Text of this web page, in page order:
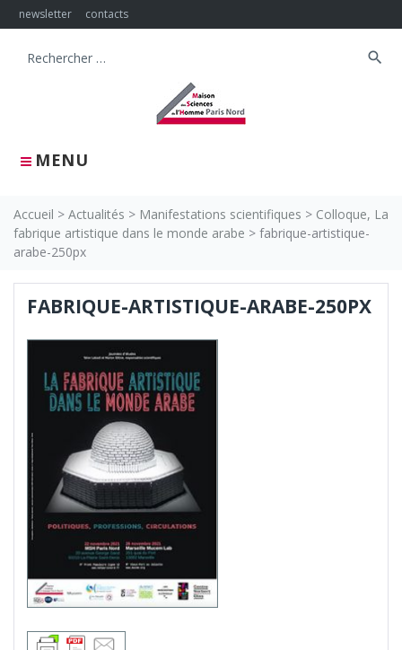
Skip
to
newsletter contacts
MENU
Search
search
Accueil > Actualités > Manifestations scientifiques > Colloque, La
fabrique artistique dans le monde arabe > fabrique-artistique-
arabe-250px
FABRIQUE-ARTISTIQUE-ARABE-250PX